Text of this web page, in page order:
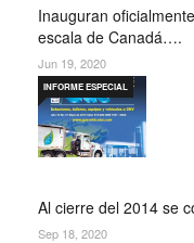
Inauguran
escala de Canadá….
Jun 19, 2020
Al cierre del 2014 se
INFORME ESPECIAL
Sep 18, 2020